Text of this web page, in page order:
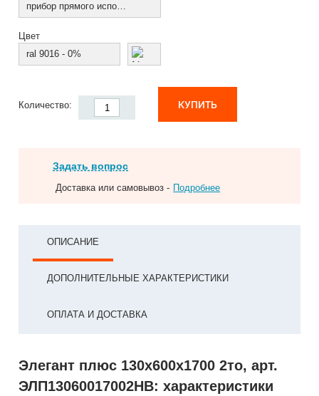
прибор прямого исполнения
Цвет
ral 9016 - 0%
Количество: КУПИТЬ
Задать вопрос
Доставка или самовывоз - Подробнее
ОПИСАНИЕ
ДОПОЛНИТЕЛЬНЫЕ ХАРАКТЕРИСТИКИ
ОПЛАТА И ДОСТАВКА
Элегант плюс 130x600x1700 2то, арт.
ЭЛП13060017002НВ: характеристики